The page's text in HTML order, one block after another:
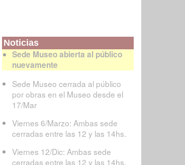
Noticias
Sede Museo abierta al público
nuevamente
Sede Museo cerrada al público
por obras en el Museo desde el
17/Mar
Viernes 6/Marzo: Ambas sede
cerradas entre las 12 y las 14hs.
Viernes 12/Dic: Ambas sede
cerradas entre las 12 y las 14hs.